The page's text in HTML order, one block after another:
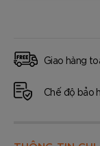
Giao hàng
Chế độ bảo